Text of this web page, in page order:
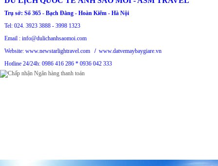
Trụ sở: Số 365 - Bạch Đằng - Hoàn Kiếm - Hà Nội
Tel: 024. 3923 3888 - 3998 1323
Email : info@dulichanhsaomoi.com
Website: www.newstarlightravel.com
/ www.datvemaybaygiare.vn
Hotline 24/24h: 0986 416 286 * 0936 042 333